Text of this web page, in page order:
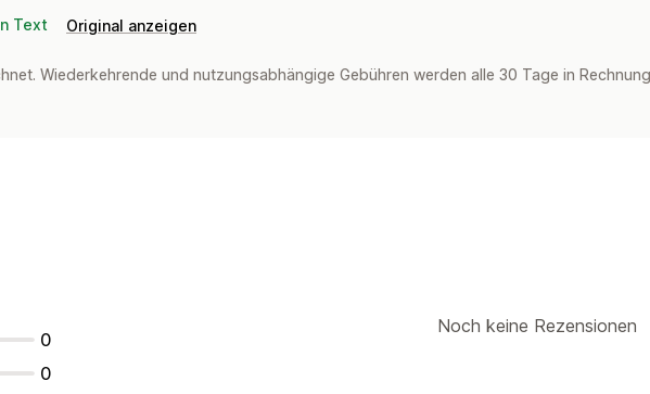
Text Original anzeigen
Wiederkehrende und nutzungsabhängige Gebühren werden alle 30 Tage in
0
0
Noch keine Rezensionen